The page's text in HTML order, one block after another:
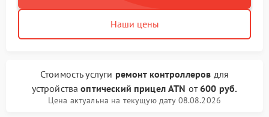
Наши цены
Стоимость услуги ремонт контроллеров для
устройстваоптический прицел ATN от600 руб.
Цена актуальна на текущую дату 08.08.2026